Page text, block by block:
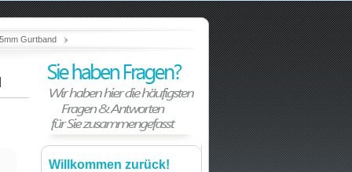
Gurtband
Willkommen zurück!